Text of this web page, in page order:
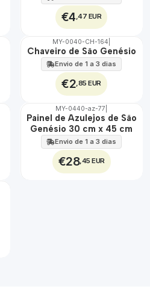
€4,47 EUR
🇵🇹
100%
MY-0040-CH-164
Chaveiro de São Genésio
Envio de 1 a 3 dias
€2,85 EUR
🇵🇹
100%
EXT.
MY-0440-az-77
Painel de Azulejos de São
Genésio 30 cm x 45 cm
Envio de 1 a 3 dias
€28,45 EUR